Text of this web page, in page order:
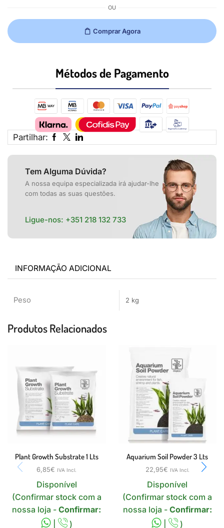
OU
Comprar Agora
Métodos de Pagamento​
Partilhar:
Tem Alguma Dúvida?
A nossa equipa especializada irá ajudar-lhe
com todas as suas questões.
Ligue-nos: +351 218 132 733
INFORMAÇÃO ADICIONAL
Peso 2 kg
Produtos Relacionados
Plant Growth Substrate 1 Lts
6,85€ IVA Incl.
Disponível
(Confirmar stock com a
nossa loja -Confirmar:
|
)
Aquarium Soil Powder 3 Lts
22,95€ IVA Incl.
Disponível
(Confirmar stock com a
nossa loja - Confirmar:
|
)